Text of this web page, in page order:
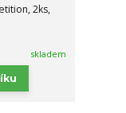
2ks,
skladem